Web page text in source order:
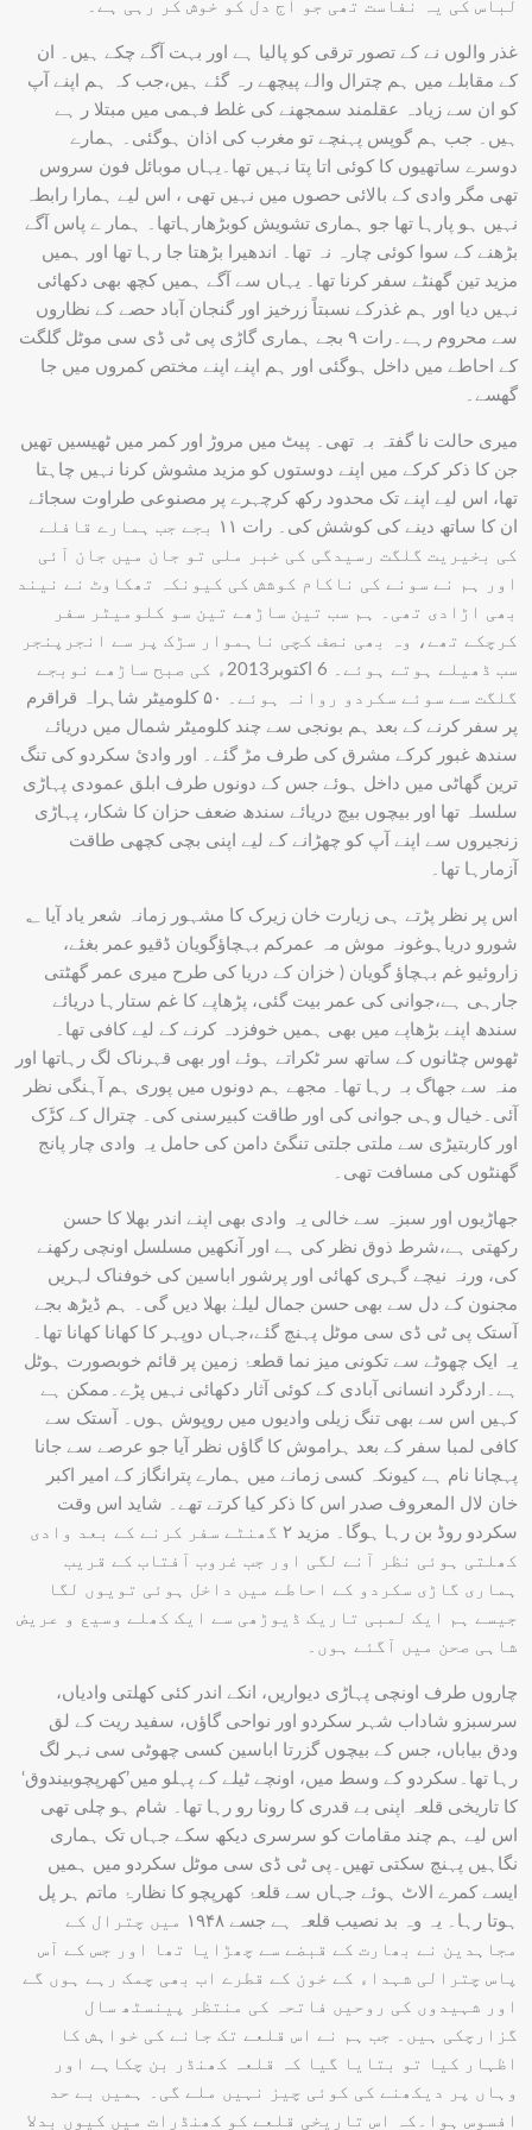
لباس کی یہ نفاست تھی جو آج دل کو خوش کر رہی ہے۔
غذر والوں نے کے تصور ترقی کو پالیا ہے اور بہت آگے چکے ہیں۔ ان
کے مقابلے میں ہم چترال والے پیچھے رہ گئے ہیں،جب کہ ہم اپنے آپ
کو ان سے زیادہ عقلمند سمجھنے کی غلط فہمی میں مبتلا ر ہے
ہیں۔ جب ہم گوپس پہنچے تو مغرب کی اذان ہوگئی۔ ہمارے
دوسرے ساتھیوں کا کوئی اتا پتا نہیں تھا۔یہاں موبائل فون سروس
تھی مگر وادی کے بالائی حصوں میں نہیں تھی ، اس لیے ہمارا رابطہ
نہیں ہو پارہا تھا جو ہماری تشویش کوبڑھارہاتھا۔ ہمار ے پاس آگے
بڑھنے کے سوا کوئی چارہ نہ تھا۔ اندھیرا بڑھتا جا رہا تھا اور ہمیں
مزید تین گھنٹے سفر کرنا تھا۔ یہاں سے آگے ہمیں کچھ بھی دکھائی
نہیں دیا اور ہم غذرکے نسبتاً زرخیز اور گنجان آباد حصے کے نظاروں
سے محروم رہے۔رات ۹ بجے ہماری گاڑی پی ٹی ڈی سی موٹل گلگت
کے احاطے میں داخل ہوگئی اور ہم اپنے اپنے مختص کمروں میں جا
گھسے۔
میری حالت نا گفتہ بہ تھی۔ پیٹ میں مروڑ اور کمر میں ٹھیسیں تھیں
جن کا ذکر کرکے میں اپنے دوستوں کو مزید مشوش کرنا نہیں چاہتا
تھا، اس لیے اپنے تک محدود رکھ کرچہرے پر مصنوعی طراوت سجائے
ان کا ساتھ دینے کی کوشش کی۔ رات ۱۱ بجے جب ہمارے قافلے
کی بخیریت گلگت رسیدگی کی خبر ملی تو جان میں جان آئی
اور ہم نے سونے کی ناکام کوشش کی کیونکہ تھکاوٹ نے نیند
بھی اڑادی تھی۔ ہم سب تین ساڑھے تین سو کلومیٹر سفر
کرچکے تھے، وہ بھی نصف کچی ناہموار سڑک پر سے انجرپنجر
سب ڈھیلے ہوتے ہوئے۔ 6 اکتوبر2013ء کی صبح ساڑھے نوبجے
گلگت سے سوئے سکردو روانہ ہوئے۔ ۵۰ کلومیٹر شاہراہ قراقرم
پر سفر کرنے کے بعد ہم بونجی سے چند کلومیٹر شمال میں دریائے
سندھ غبور کرکے مشرق کی طرف مڑ گئے۔ اور وادئ سکردو کی تنگ
ترین گھاٹی میں داخل ہوئے جس کے دونوں طرف ابلق عمودی پہاڑی
سلسلہ تھا اور بیچوں بیچ دریائے سندھ ضعف حزان کا شکار، پہاڑی
زنجیروں سے اپنے آپ کو چھڑانے کے لیے اپنی بچی کچھی طاقت
آزمارہا تھا۔
اس پر نظر پڑتے ہی زیارت خان زیرک کا مشہور زمانہ شعر یاد آیا ؂
شورو دریاہوغونہ موش مہ عمرکم بہچاؤگویان ڈقیو عمر بغئے،
زاروئیو غم بہچاؤ گویان ( خزان کے دریا کی طرح میری عمر گھٹتی
جارہی ہے،جوانی کی عمر بیت گئی، پڑھاپے کا غم ستارہا دریائے
سندھ اپنے بڑھاپے میں بھی ہمیں خوفزدہ کرنے کے لیے کافی تھا۔
ٹھوس چٹانوں کے ساتھ سر ٹکراتے ہوئے اور بھی قہرناک لگ رہاتھا اور
منہ سے جھاگ بہ رہا تھا۔ مجھے ہم دونوں میں پوری ہم آہنگی نظر
آئی۔خیال وہی جوانی کی اور طاقت کبیرسنی کی۔ چترال کے کڑَک
اور کاربتیڑی سے ملتی جلتی تنگئ دامن کی حامل یہ وادی چار پانج
گھنٹوں کی مسافت تھی۔
جھاڑیوں اور سبزہ سے خالی یہ وادی بھی اپنے اندر بھلا کا حسن
رکھتی ہے،شرط ذوق نظر کی ہے اور آنکھیں مسلسل اونچی رکھنے
کی، ورنہ نیچے گہری کھائی اور پرشور اباسین کی خوفناک لہریں
مجنون کے دل سے بھی حسن جمال لیلےٰ بھلا دیں گی۔ ہم ڈیڑھ بجے
آستک پی ٹی ڈی سی موٹل پہنچ گئے،جہاں دوپہر کا کھانا کھانا تھا۔
یہ ایک چھوٹے سے تکونی میز نما قطعۂ زمین پر قائم خوبصورت ہوٹل
ہے۔اردگرد انسانی آبادی کے کوئی آثار دکھائی نہیں پڑے۔ممکن ہے
کہیں اس سے بھی تنگ زیلی وادیوں میں روپوش ہوں۔ آستک سے
کافی لمبا سفر کے بعد ہراموش کا گاؤں نظر آیا جو عرصے سے جانا
پہچانا نام ہے کیونکہ کسی زمانے میں ہمارے پترانگاز کے امیر اکبر
خان لال المعروف صدر اس کا ذکر کیا کرتے تھے۔ شاید اس وقت
سکردو روڈ بن رہا ہوگا۔ مزید ۲ گھنٹے سفر کرنے کے بعد وادی
کھلتی ہوئی نظر آنے لگی اور جب غروب آفتاب کے قریب
ہماری گاڑی سکردو کے احاطے میں داخل ہوئی تویوں لگا
جیسے ہم ایک لمبی تاریک ڈیوڑھی سے ایک کھلے وسیع و عریض
شاہی صحن میں آگئے ہوں۔
چاروں طرف اونچی پہاڑی دیواریں، انکے اندر کئی کھلتی وادیاں،
سرسبزو شاداب شہر سکردو اور نواحی گاؤں، سفید ریت کے لق
ودق بیاباں، جس کے بیچوں گزرتا اباسین کسی چھوٹی سی نہر لگ
رہا تھا۔سکردو کے وسط میں، اونچے ٹیلے کے پہلو میں’کھرپچوبیندوق‘
کا تاریخی قلعہ اپنی بے قدری کا رونا رو رہا تھا۔ شام ہو چلی تھی
اس لیے ہم چند مقامات کو سرسری دیکھ سکے جہاں تک ہماری
نگاہیں پہنچ سکتی تھیں۔پی ٹی ڈی سی موٹل سکردو میں ہمیں
ایسے کمرے الاٹ ہوئے جہاں سے قلعۂ کھرپچو کا نظارۂ ماتم ہر پل
ہوتا رہا۔ یہ وہ بد نصیب قلعہ ہے جسے ۱۹۴۸ میں چترال کے
مجاہدین نے بھارت کے قبضے سے چھڑایا تھا اور جس کے آس
پاس چترالی شہداء کے خون کے قطرے اب بھی چمک رہے ہوں گے
اور شہیدوں کی روحیں فاتحہ کی منتظر پینسٹھ سال
گزارچکی ہیں۔ جب ہم نے اس قلعے تک جانے کی خواہش کا
اظہار کیا تو بتایا گیا کہ قلعہ کھنڈر بن چکاہے اور
وہاں پر دیکھنے کی کوئی چیز نہیں ملے گی۔ ہمیں بے حد
افسوس ہوا۔کہ اس تاریخی قلعے کو کھنڈرات میں کیوں بدلا